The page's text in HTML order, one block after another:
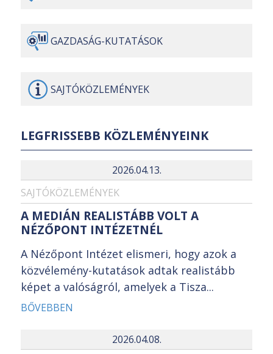
GAZDASÁG-KUTATÁSOK
SAJTÓKÖZLEMÉNYEK
LEGFRISSEBB KÖZLEMÉNYEINK
2026.04.13.
SAJTÓKÖZLEMÉNYEK
A MEDIÁN REALISTÁBB VOLT A
NÉZŐPONT INTÉZETNÉL
A Nézőpont Intézet elismeri, hogy azok a
közvélemény-kutatások adtak realistább
képet a valóságról, amelyek a Tisza...
BŐVEBBEN
2026.04.08.